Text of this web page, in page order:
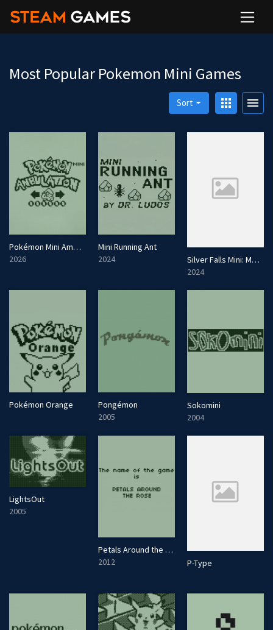
Most Popular Pokemon Mini Games
apps menu
Sort
Pokémon Mini Ambulation
2026
Mini Running Ant
2024
Silver Falls Mini: Monsters In North Island
2024
Pokémon Orange
Pongémon
2005
Sokomini
2004
LightsOut
2005
Petals Around the Rose
2012
P-Type